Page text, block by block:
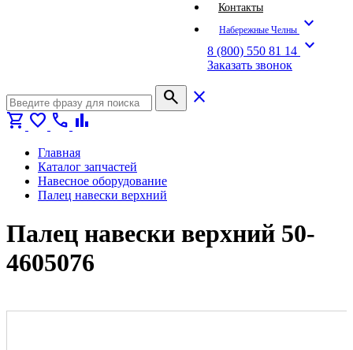
Контакты
Набережные Челны expand_more
8 (800) 550 81 14 expand_more
Заказать звонок
search
close
shopping_cart favorite call bar_chart
Главная
Каталог запчастей
Навесное оборудование
Палец навески верхний
Палец навески верхний 50-
4605076